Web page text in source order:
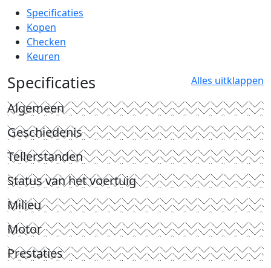
Specificaties
Kopen
Checken
Keuren
Specificaties Alles uitklappen
Algemeen
Geschiedenis
Tellerstanden
Status van het voertuig
Milieu
Motor
Prestaties